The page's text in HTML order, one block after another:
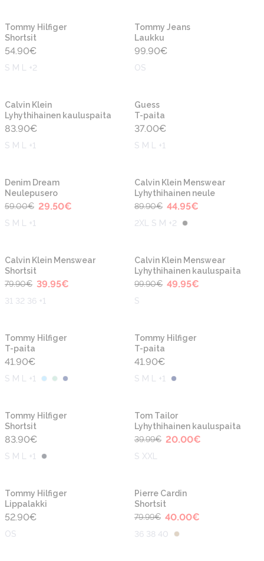
Tommy Hilfiger
Shortsit
54.90€
S M L +2
Tommy Jeans
Laukku
99.90€
OS
Calvin Klein
Lyhythihainen kauluspaita
83.90€
S M L +1
Guess
T-paita
37.00€
S M L +1
-50%
Denim Dream
Neulepusero
59.00€ 29.50€
S M L +1
-50%
Calvin Klein Menswear
Lyhythihainen neule
89.90€ 44.95€
2XL S M +2
-50%
Calvin Klein Menswear
Shortsit
79.90€ 39.95€
31 32 36 +1
-50%
Calvin Klein Menswear
Lyhythihainen kauluspaita
99.90€ 49.95€
S
Tommy Hilfiger
T-paita
41.90€
S M L +1
Tommy Hilfiger
T-paita
41.90€
S M L +1
Tommy Hilfiger
Shortsit
83.90€
S M L +1
-50%
Tom Tailor
Lyhythihainen kauluspaita
39.99€ 20.00€
S XXL
Tommy Hilfiger
Lippalakki
52.90€
OS
-50%
Pierre Cardin
Shortsit
79.99€ 40.00€
36 38 40